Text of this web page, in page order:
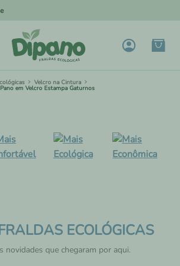
Velcro na Cintura
em Velcro Estampa Gaturnos
ECOLÓGICAS
novidades que chegaram por aqui.